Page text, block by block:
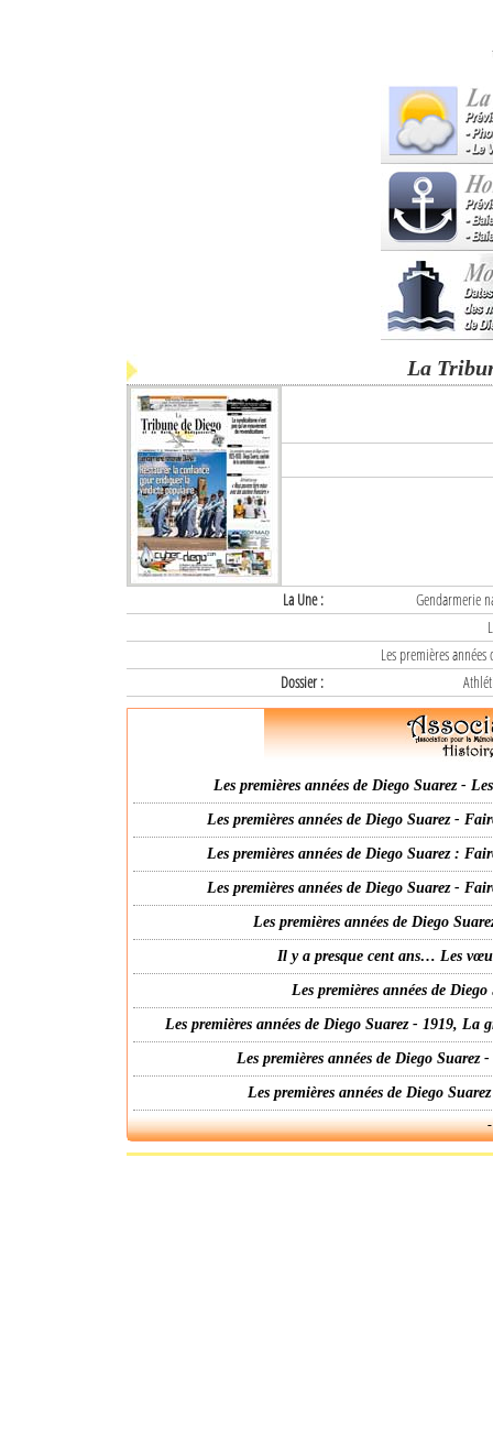
La
La Une :
Gendarmerie
Les premières
Dossier :
Les premières années de Diego Suarez -
Les premières années de Diego Suarez -
Les premières années de Diego Suarez :
Les premières années de Diego Suarez -
Les premières années de Diego
Il y a presque cent ans… Les
Les premières années de
Les premières années de Diego Suarez - 1919,
Les premières années de Diego
Les premières années de Diego